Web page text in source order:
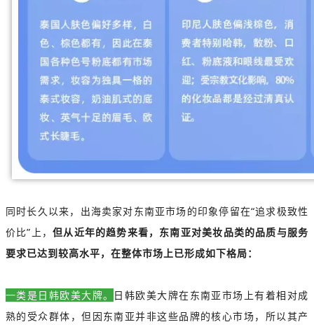
同时长久以来，出海卖家对东南亚市场的印象停留在“追求极致性
价比”上，但从近年的趋势来看，东南亚对美妆品类的品质与服务
要求已达到较高水平，在整体市场上已形成如下格局：
一类是日韩欧美大牌。 日韩欧美大牌在东南亚市场上有着相对成
熟的受众群体，但因东南亚并非这些品牌的核心市场，所以其产